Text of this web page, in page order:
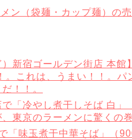
ン（袋麺・カップ麺）の
）新宿ゴールデン街店 本館
これは、うまい！！。パ
！！。
「冷やし煮干しそば 白」
東京のラーメンに驚くの
「味玉煮干中華そば」（